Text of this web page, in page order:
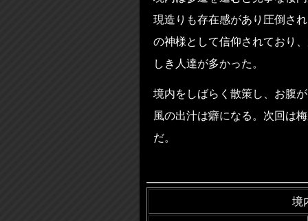
現造りも存在感があり圧倒さ
の神様として信仰されており
しき人達が多かった。
境内をしばらく散策し、お腹
風の出汁は癖になる。次回は
だ。
境